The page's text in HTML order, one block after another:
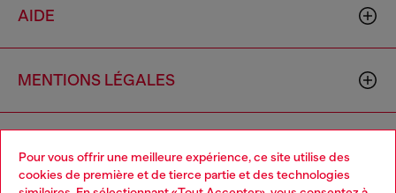
Pour vous offrir une meilleure expérience, ce site utilise des
cookies de première et de tierce partie et des technologies
AIDE
MENTIONS LÉGALES